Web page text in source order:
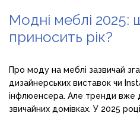
Модні меблі 2025:
приносить рік?
Про моду на меблі зазвичай
дизайнерських виставок чи
інфлюенсера. Але тренди вже
звичайних домівках. У 2025